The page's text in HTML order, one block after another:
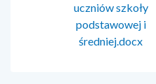
uczniów szkoły
podstawowej i
średniej.docx